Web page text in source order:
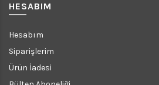
HESABIM
Hesabım
Siparişlerim
Ürün İadesi